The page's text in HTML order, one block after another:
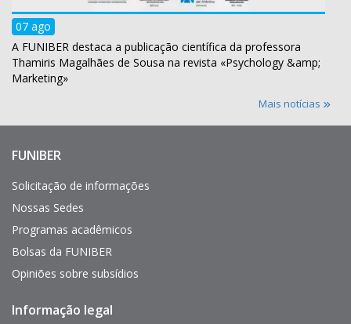
07 ago
A FUNIBER destaca a publicação científica da professora
Thamiris Magalhães de Sousa na revista «Psychology &amp;
Marketing»
Mais notícias
Enlaces
interés
FUNIBER
Solicitação de informações
Nossas Sedes
Programas acadêmicos
Bolsas da FUNIBER
Opiniões sobre subsídios
Pie
Informação legal